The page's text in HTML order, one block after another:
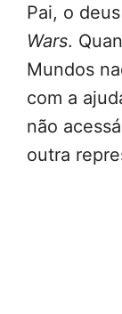
Pai, o
Wars.
Mundos
com a
não
outra